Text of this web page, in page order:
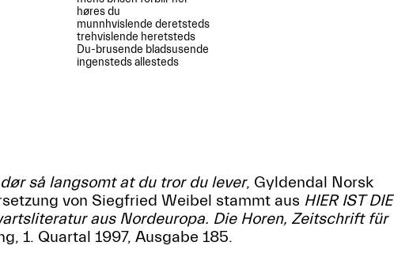
høres du
munnhvislende deretsteds
trehvislende heretsteds
Du-brusende bladsusende
ingensteds allesteds
så langsomt at du tror du lever, Gyldendal Norsk
von Siegfried Weibel stammt aus HIER IST DIE
aus Nordeuropa. Die Horen, Zeitschrift für
1. Quartal 1997, Ausgabe 185.